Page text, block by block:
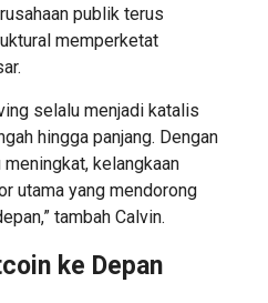
publik terus
memperketat
selalu menjadi katalis
hingga panjang. Dengan
kelangkaan
utama yang mendorong
tambah Calvin.
ke Depan